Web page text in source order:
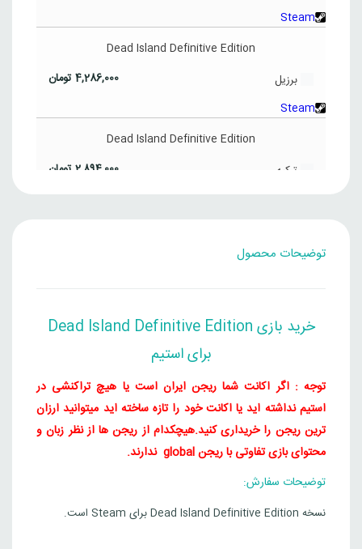
Steam
برزیل
Dead Island Definitive Edition
4,286,000تومان
Steam
ترکیه
Dead Island Definitive Edition
2,894,000تومان
چین
Dead Island Definitive Edition
Steam
توضیحات محصول
خرید بازی Dead Island Definitive Edition
برای استیم
توجه : اگر اکانت شما ریجن ایران است یا هیچ تراکنشی در
استیم نداشته اید یا اکانت خود را تازه ساخته اید میتوانید ارزان
ترین ریجن را خریداری کنید.هیچکدام از ریجن ها از نظر زبان و
محتوای بازی تفاوتی با ریجن global ندارند.
توضیحات سفارش:
نسخه Dead Island Definitive Edition برای Steam است.